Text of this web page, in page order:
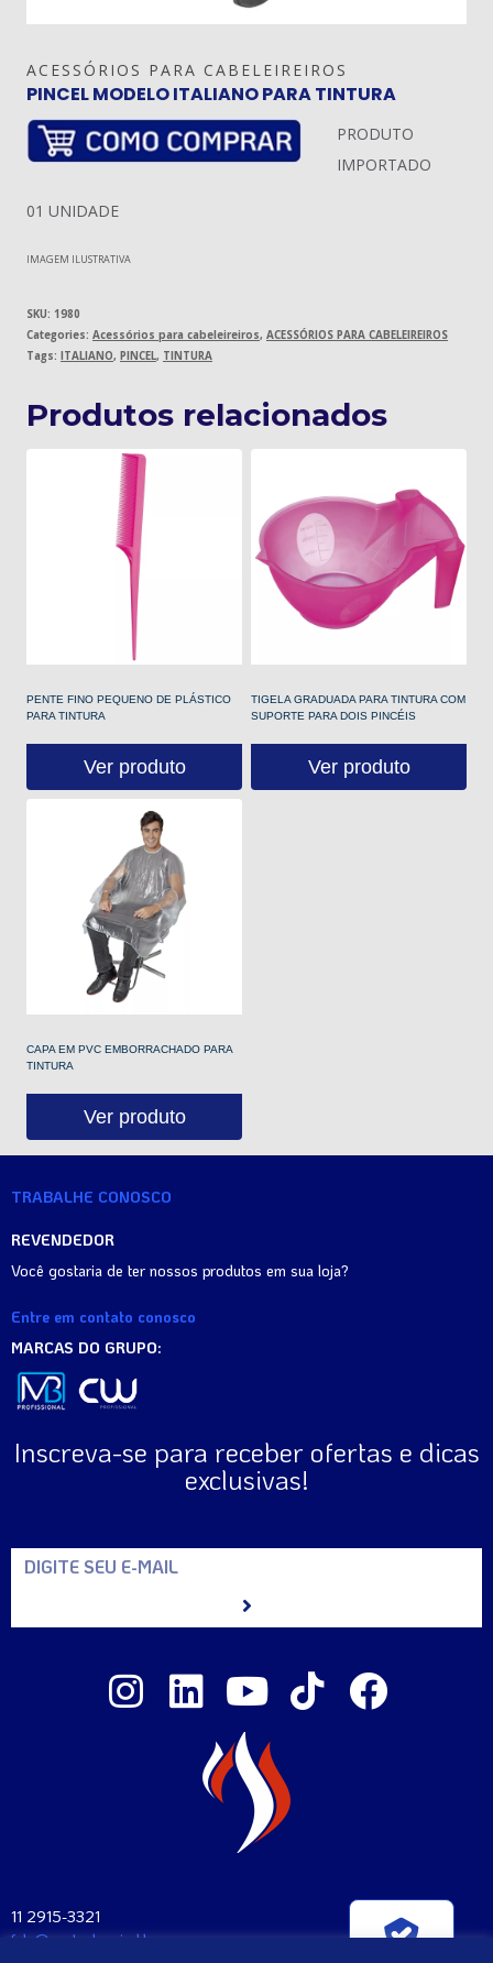
ACESSÓRIOS PARA CABELEIREIROS
PINCEL MODELO ITALIANO PARA TINTURA
PRODUTO
IMPORTADO
01 UNIDADE
IMAGEM ILUSTRATIVA
SKU: 1980
Categories: Acessórios para cabeleireiros, ACESSÓRIOS PARA CABELEIREIROS
Tags: ITALIANO, PINCEL, TINTURA
Produtos relacionados
PENTE FINO PEQUENO DE PLÁSTICO
PARA TINTURA
Ver produto
TIGELA GRADUADA PARA TINTURA COM
SUPORTE PARA DOIS PINCÉIS
Ver produto
CAPA EM PVC EMBORRACHADO PARA
TINTURA
Ver produto
TRABALHE CONOSCO
REVENDEDOR
Você gostaria de ter nossos produtos em sua loja?
Entre em contato conosco
MARCAS DO GRUPO:
Inscreva-se para receber ofertas e dicas
exclusivas!
11 2915-3321
fale@santaclara.ind.br